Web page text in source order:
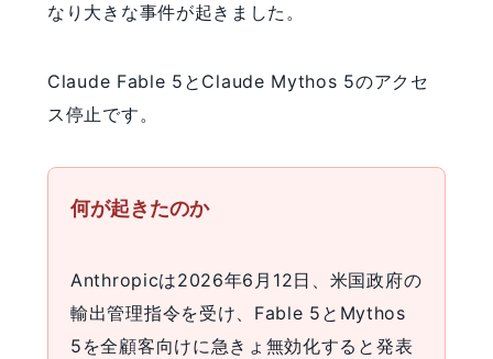
なり大きな事件が起きました。
Claude Fable 5とClaude Mythos 5のアクセ
ス停止です。
何が起きたのか
Anthropicは2026年6月12日、米国政府の
輸出管理指令を受け、Fable 5とMythos
5を全顧客向けに急きょ無効化すると発表